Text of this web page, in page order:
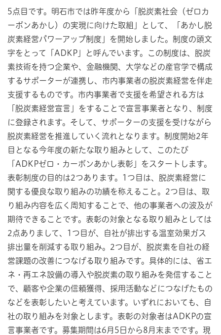
5点目です。明石市では昨年度から「脱炭素社会（ゼロカ
ーボンあかし）の実現に向けた取組」として、「あかし脱
炭素経営パワーアップ制度」を開始しました。制度の頭文
字をとって「ADKP」と呼んでいます。この制度は、脱炭
素技術を持つ企業や、金融機関、大学などの産官学で構成
するサポーターが連携し、市内事業者の脱炭素経営を伴走
支援するものです。市内事業者で支援を希望される方は
「脱炭素経営宣言」をすることで宣言事業者となり、制度
に登録されます。そして、サポーターの支援を受けながら
脱炭素経営を推進していく流れとなります。制度開始2年
目となる今年度の新たな取り組みとして、このたび
「ADKPゼロ・カーボンあかし表彰」をスタートします。
表彰制度の目的は2つあります。1つ目は、脱炭素経営に
関する優良な取り組みの功績を称えること。2つ目は、取
り組み内容を広く周知することで、他の事業者への波及が
期待できることです。表彰の対象となる取り組みとしては
2点ありまして、1つ目が、自社が排出する温室効果ガス
排出量を削減する取り組み。2つ目が、脱炭素を自社の経
営課題の改善につなげる取り組みです。具体的には、省エ
ネ・再エネ設備の導入や脱炭素の取り組みを発信すること
で、顧客や企業の信頼獲得、採用活動などにつなげたもの
などを表彰したいと考えています。いずれにおいても、自
社の取り組みを対象とします。表彰の対象者はADKPの宣
言事業者です。募集期間は6月5日から8月末までです。現